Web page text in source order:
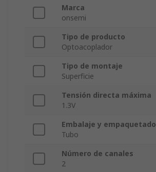
Marca
onsemi
Tipo de producto
Optoacoplador
Tipo de montaje
Superficie
Tensión directa máxima
1.3V
Embalaje y empaquetado
Tubo
Número de canales
2